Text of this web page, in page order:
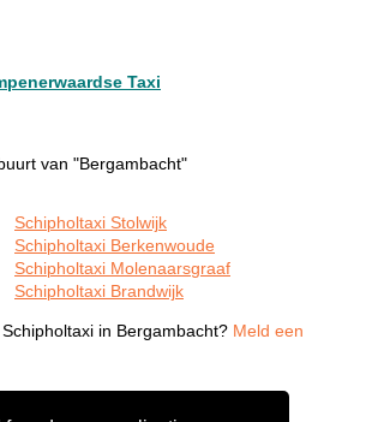
Taxi
van "Bergambacht"
Schipholtaxi Stolwijk
Schipholtaxi Berkenwoude
Schipholtaxi Molenaarsgraaf
Schipholtaxi Brandwijk
in Bergambacht? Meld een